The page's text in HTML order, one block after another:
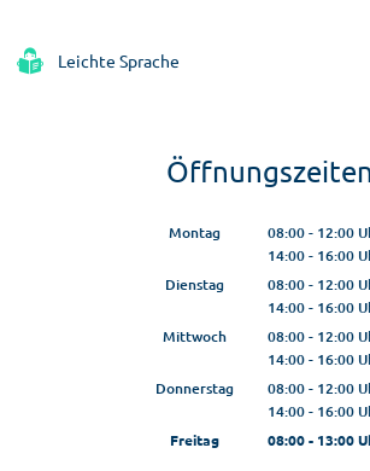
Leichte Sprache
Öffnungszeiten
Montag 08:00- 12:00
Von
14:00- 16:00
Von
Dienstag 08:00- 12:00
Von
14:00- 16:00
Von
Mittwoch 08:00- 12:00
Von
14:00- 16:00
Von
Donnerstag 08:00- 12:00
Von
14:00- 16:00
Von
Freitag 08:00- 13:00